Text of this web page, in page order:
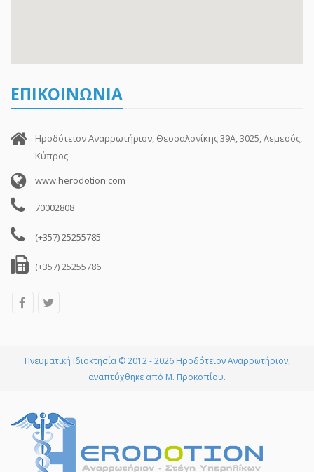
ΕΠΙΚΟΙΝΩΝΙΑ
Ηροδότειον Αναρρωτήριον, Θεσσαλονίκης 39Α, 3025, Λεμεσός,
Κύπρος
www.herodotion.com
70002808
(+357) 25255785
(+357) 25255786
Πνευματική Ιδιοκτησία © 2012 - 2026 Ηροδότειον Αναρρωτήριον,
αναπτύχθηκε από Μ. Προκοπίου.